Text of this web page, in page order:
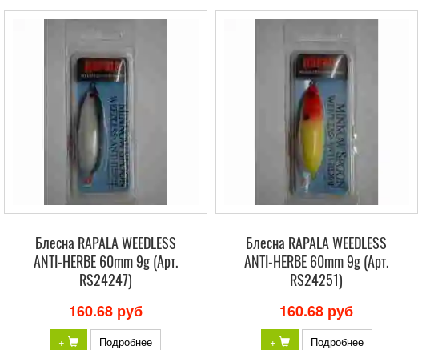
Блесна RAPALA WEEDLESS
ANTI-HERBE 60mm 9g (Арт.
RS24247)
160.68 руб
+ Подробнее
Блесна RAPALA WEEDLESS
ANTI-HERBE 60mm 9g (Арт.
RS24251)
160.68 руб
+ Подробнее